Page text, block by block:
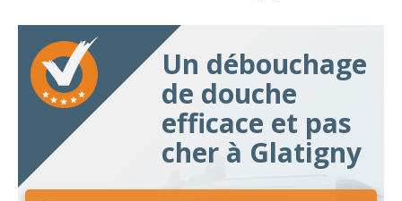
Un débouchage
de douche
efficace et pas
cher à Glatigny